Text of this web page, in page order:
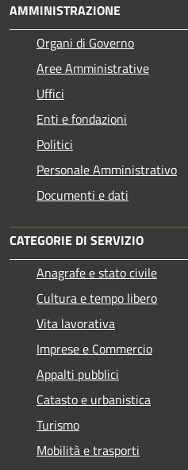
AMMINISTRAZIONE
Organi di Governo
Aree Amministrative
Uffici
Enti e fondazioni
Politici
Personale Amministrativo
Documenti e dati
CATEGORIE DI SERVIZIO
Anagrafe e stato civile
Cultura e tempo libero
Vita lavorativa
Imprese e Commercio
Appalti pubblici
Catasto e urbanistica
Turismo
Mobilità e trasporti